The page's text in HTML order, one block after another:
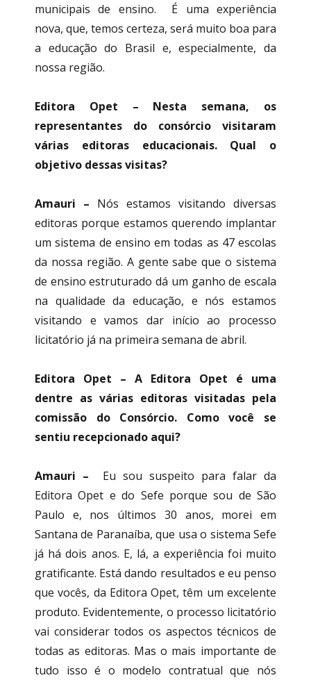
municipais de ensino. É uma experiência
nova, que, temos certeza, será muito boa para
a educação do Brasil e, especialmente, da
nossa região.
Editora Opet – Nesta semana, os
representantes do consórcio visitaram
várias editoras educacionais. Qual o
objetivo dessas visitas?
Amauri – Nós estamos visitando diversas
editoras porque estamos querendo implantar
um sistema de ensino em todas as 47 escolas
da nossa região. A gente sabe que o sistema
de ensino estruturado dá um ganho de escala
na qualidade da educação, e nós estamos
visitando e vamos dar início ao processo
licitatório já na primeira semana de abril.
Editora Opet – A Editora Opet é uma
dentre as várias editoras visitadas pela
comissão do Consórcio. Como você se
sentiu recepcionado aqui?
Amauri –
Eu sou suspeito para falar da
Editora Opet e do Sefe porque sou de São
Paulo e, nos últimos 30 anos, morei em
Santana de Paranaíba, que usa o sistema Sefe
já há dois anos. E, lá, a experiência foi muito
gratificante. Está dando resultados e eu penso
que vocês, da Editora Opet, têm um excelente
produto. Evidentemente, o processo licitatório
vai considerar todos os aspectos técnicos de
todas as editoras. Mas o mais importante de
tudo isso é o modelo contratual que nós